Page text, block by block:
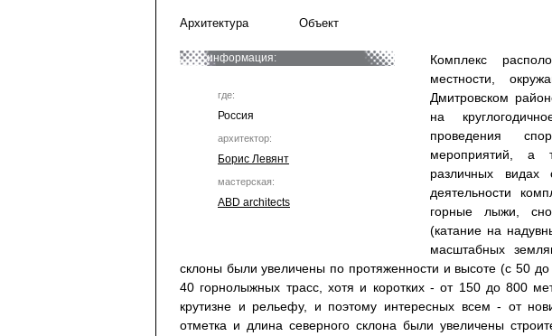
Архитектура Объект
информация:
где:
Россия
архитектор:
Борис Левянт
мастерская:
ABD architects
Комплекс
местности,
Дмитровском
на
проведения
мероприятий, а
различных видах
деятельности
горные лыжи,
(катание на
масштабных
склоны были увеличены по протяженности и высоте (с 50
40 горнолыжных трасс, хотя и коротких - от 150 до 800
крутизне и рельефу, и поэтому интересных всем - от
отметка и длина северного склона были увеличены